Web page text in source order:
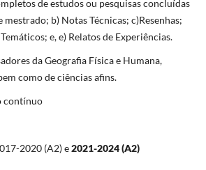
de estudos ou pesquisas concluídas
b) Notas Técnicas; c)Resenhas;
e, e) Relatos de Experiências.
da Geografia Física e Humana,
como de ciências afins.
contínuo
2020 (A2) e2021-2024 (A2)